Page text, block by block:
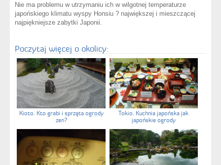
Nie ma problemu w utrzymaniu ich w wilgotnej temperaturze
japońskiego klimatu wyspy Honsiu ? największej i mieszczącej
najpiękniejsze zabytki Japonii.
Poczytaj więcej o okolicy:
Kioto. Kto grabi i sprząta ogrody
zen?
Tokio. Kuchnia japońska jak
japońskie ogrody